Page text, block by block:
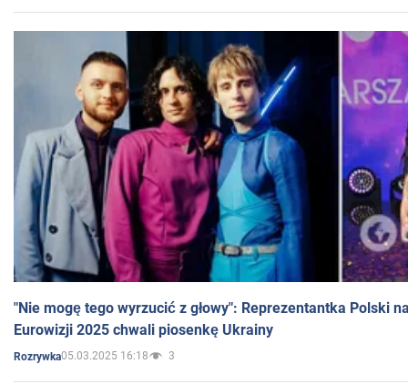
"Nie mogę tego wyrzucić z głowy": Reprezentantka Polski
Eurowizji 2025 chwali piosenkę Ukrainy
Rozrywka05.03.2025 16:18 3